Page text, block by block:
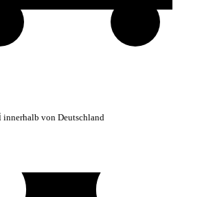
innerhalb von Deutschland